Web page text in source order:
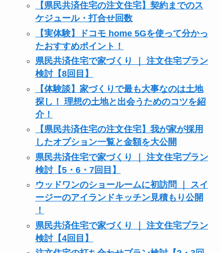
【県民共済住宅の注文住宅】契約までのス
ケジュール・打合せ回数
【実体験】ドコモ home 5Gを使って分かっ
たおすすめポイント！
県民共済住宅で家づくり ｜ 注文住宅プラン
検討【8回目】
【体験談】家づくりで最も大事なのは土地
探し！ 理想の土地と出会うためのコツを紹
介！
【県民共済住宅の注文住宅】我が家が採用
したオプション一覧と金額を大公開
県民共済住宅で家づくり ｜ 注文住宅プラン
検討【5・6・7回目】
ウッドワンのショールームに初訪問 ｜ スイ
ージーのアイランドキッチン見積もり公開
！
県民共済住宅で家づくり ｜ 注文住宅プラン
検討【4回目】